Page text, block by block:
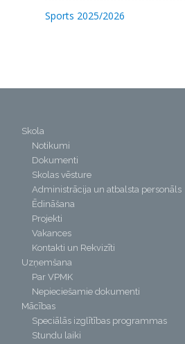
Sports 2025/2026
Skola
Notikumi
Dokumenti
Skolas vēsture
Administrācija un atbalsta personāls
Ēdināšana
Projekti
Vakances
Kontakti un Rekvizīti
Uzņemšana
Par VPMK
Nepieciešamie dokumenti
Mācības
Speciālās izglītības programmas
Stundu laiki